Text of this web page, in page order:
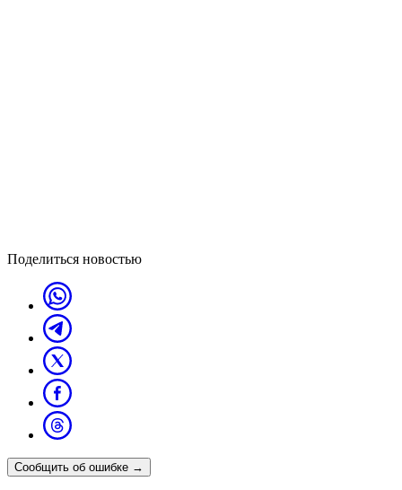
Поделиться новостью
Сообщить об ошибке →